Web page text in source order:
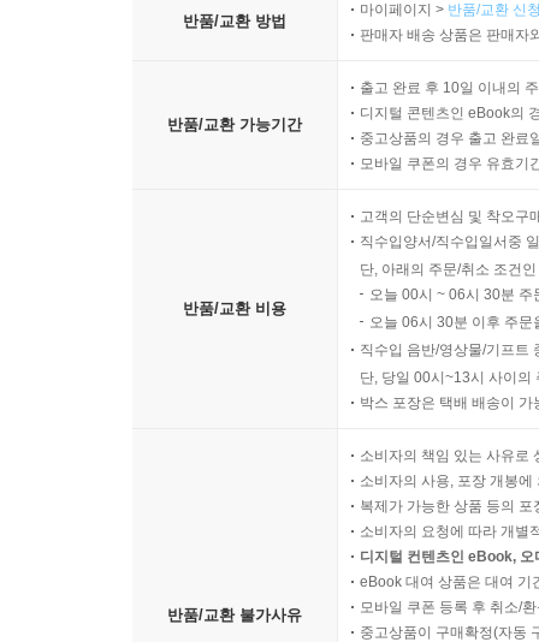
반품/교환 방법
마이페이지 > 반품/교환 신
판매자 배송 상품은 판매자
반품/교환 가능기간
출고 완료 후 10일 이내의
디지털 콘텐츠인 eBook의
중고상품의 경우 출고 완료
모바일 쿠폰의 경우 유효기
반품/교환 비용
고객의 단순변심 및 착오구
직수입양서/직수입일서중
단, 아래의 주문/취소 조건
오늘 00시 ~ 06시 30분
오늘 06시 30분 이후 주
직수입 음반/영상물/기프트
단, 당일 00시~13시 사이의
박스 포장은 택배 배송이
반품/교환 불가사유
소비자의 책임 있는 사유로
소비자의 사용, 포장 개봉
복제가 가능한 상품 등의
소비자의 요청에 따라 개별
디지털 컨텐츠인 eBook,
eBook 대여 상품은 대여 기
모바일 쿠폰 등록 후 취소/
중고상품이 구매확정(자동